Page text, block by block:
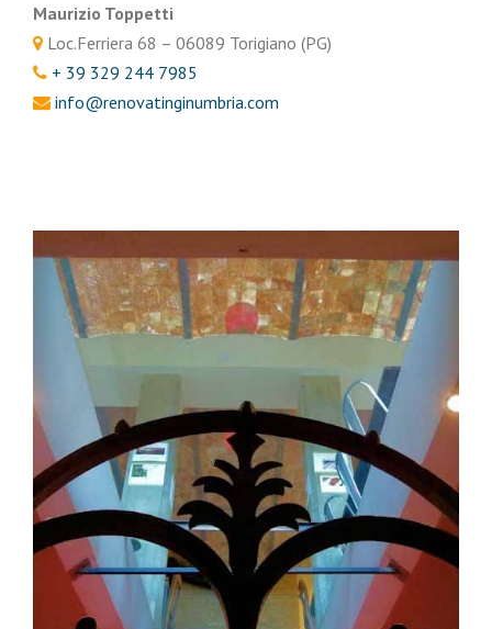
Maurizio Toppetti
Loc.Ferriera 68 – 06089 Torigiano (PG)
+ 39 329 244 7985
info@renovatinginumbria.com